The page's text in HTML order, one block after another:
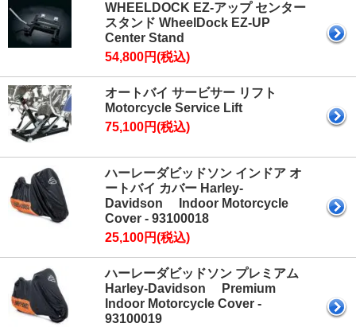
WHEELDOCK EZ-アップ センター
スタンド WheelDock EZ-UP
Center Stand
54,800円(税込)
オートバイ サービサー リフト
Motorcycle Service Lift
75,100円(税込)
ハーレーダビッドソン インドア オ
ートバイ カバー Harley-
Davidson Indoor Motorcycle
Cover - 93100018
25,100円(税込)
ハーレーダビッドソン プレミアム
Harley-Davidson Premium
Indoor Motorcycle Cover -
93100019